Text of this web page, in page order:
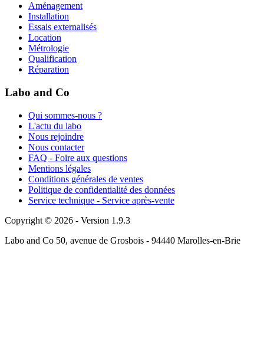
Aménagement
Installation
Essais externalisés
Location
Métrologie
Qualification
Réparation
Labo and Co
Qui sommes-nous ?
L'actu du labo
Nous rejoindre
Nous contacter
FAQ - Foire aux questions
Mentions légales
Conditions générales de ventes
Politique de confidentialité des données
Service technique - Service après-vente
Copyright © 2026 - Version 1.9.3
Labo and Co 50, avenue de Grosbois - 94440 Marolles-en-Brie